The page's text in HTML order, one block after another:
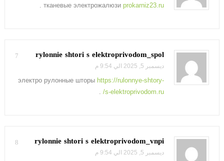
тканевые электрожалюзиprokarniz23.ru
.
7 rylonnie shtori s elektroprivodom_spol
ديسمبر 5, 2025 الي 9:54 م
электро рулонные шторы https://rulonnye-shtory-
s-elektroprivodom.ru/
.
8 rylonnie shtori s elektroprivodom_vnpi
ديسمبر 5, 2025 الي 9:54 م